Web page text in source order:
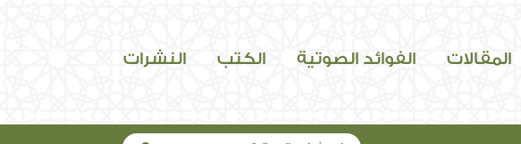
المقالات الفوائد الصوتية الكتب النشرات